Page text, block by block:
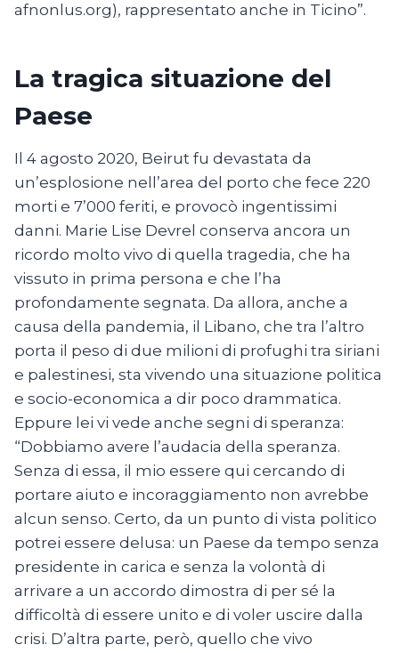
afnonlus.org), rappresentato anche in Ticino”.
La tragica situazione del
Paese
Il 4 agosto 2020, Beirut fu devastata da
un’esplosione nell’area del porto che fece 220
morti e 7’000 feriti, e provocò ingentissimi
danni. Marie Lise Devrel conserva ancora un
ricordo molto vivo di quella tragedia, che ha
vissuto in prima persona e che l’ha
profondamente segnata. Da allora, anche a
causa della pandemia, il Libano, che tra l’altro
porta il peso di due milioni di profughi tra siriani
e palestinesi, sta vivendo una situazione politica
e socio-economica a dir poco drammatica.
Eppure lei vi vede anche segni di speranza:
“Dobbiamo avere l’audacia della speranza.
Senza di essa, il mio essere qui cercando di
portare aiuto e incoraggiamento non avrebbe
alcun senso. Certo, da un punto di vista politico
potrei essere delusa: un Paese da tempo senza
presidente in carica e senza la volontà di
arrivare a un accordo dimostra di per sé la
difficoltà di essere unito e di voler uscire dalla
crisi. D’altra parte, però, quello che vivo